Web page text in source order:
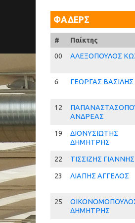
ΦΑΔΕΡΣ
#
00
6
12
19
22
23
25
# Παίκτης
00
ΑΛΕΞΟΠΟΥΛΟΣ
6 ΓΕΩΡΓΑΣ ΒΑΣΙΛΗΣ
12
ΑΝΔΡΕΑΣ
19
ΔΙΟΝΥΣΙΩΤΗΣ
ΔΗΜΗΤΡΗΣ
22 ΤΙΣΣΙΖΗΣ ΓΙΑΝΝΗΣ
23 ΛΙΑΠΗΣ ΑΓΓΕΛΟΣ
25
ΔΗΜΗΤΡΗΣ